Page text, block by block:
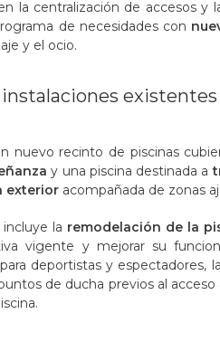
la centralización de accesos
de necesidades con
y el ocio.
existentes
recinto de piscinas
y una piscina destinada a
exterioracompañada de zonas
la remodelación de la
vigente y mejorar su
deportistas y espectadores,
de ducha previos al